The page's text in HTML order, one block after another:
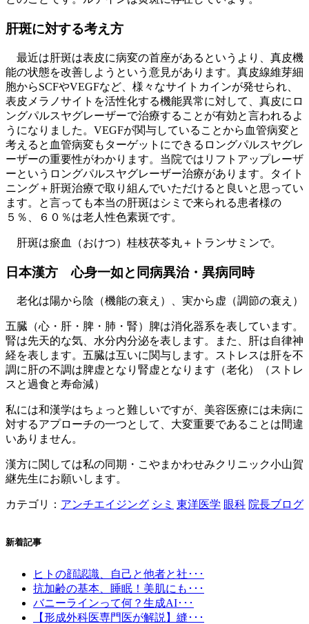
肝斑に対する考え方
最近は肝斑は表皮に病変の首座があるというより、真皮機
能の状態を改善しようという意見があります。真皮線維芽細
胞からSCFやVEGFなど、様々なサイトカインが発せられ、
表皮メラノサイトを活性化する機能異常に対して、真皮にロ
ングパルスヤグレーザーで治療することが有効と言われるよ
うになりました。VEGFが関与していることから血管病変と
考えると血管病変もターゲットにできるロングパルスヤグレ
ーザーの重要性がわかります。当院ではリフトアップレーザ
ーというロングパルスヤグレーザー治療があります。タイト
ニング＋肝斑治療で取り組んでいただけると良いと思ってい
ます。と言っても本当の肝斑はシミで来られる患者様の
５％、６０％は老人性色素斑です。
肝斑は瘀血（おけつ）桂枝茯苓丸＋トランサミンで。
日本漢方 心身一如と同病異治・異病同時
老化は陽から陰（機能の衰え）、実から虚（調節の衰え）
五臓（心・肝・脾・肺・腎）脾は消化器系を表しています。
腎は先天的な気、水分内分泌を表します。また、肝は自律神
経を表します。五臓は互いに関与します。ストレスは肝を不
調に肝の不調は脾虚となり腎虚となります（老化）（ストレ
スと過食と寿命減）
私には和漢学はちょっと難しいですが、美容医療には未病に
対するアプローチの一つとして、大変重要であることは間違
いありません。
漢方に関しては私の同期・こやまかわせみクリニック小山賀
継先生にお願いします。
カテゴリ： アンチエイジング シミ 東洋医学 眼科 院長ブログ
新着記事
ヒトの顔認識、自己と他者と社･･･
抗加齢の基本、睡眠！美肌にも･･･
バニーラインって何？生成AI･･･
【形成外科医専門医が解説】縫･･･